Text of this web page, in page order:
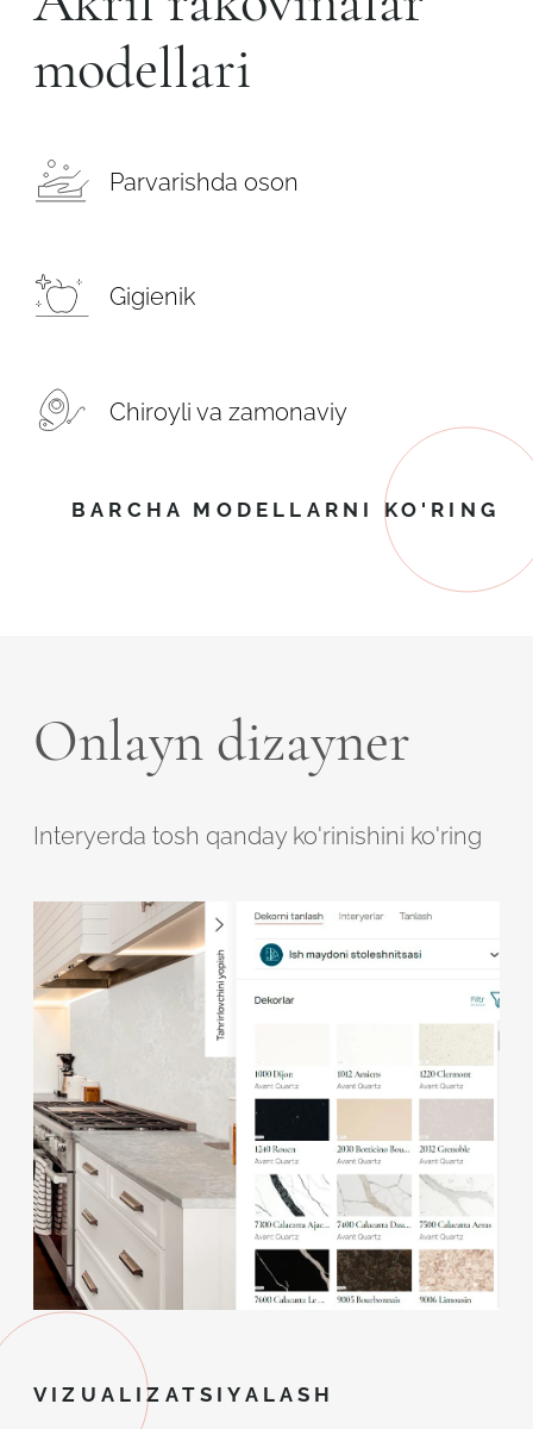
modellari
Parvarishda oson
Gigienik
Chiroyli va zamonaviy
BARCHA MODELLARNI KO'RING
Onlayn dizayner
Interyerda tosh qanday ko'rinishini ko'ring
VIZUALIZATSIYALASH